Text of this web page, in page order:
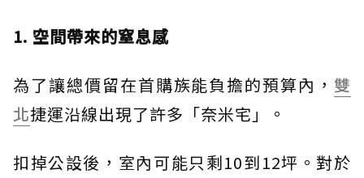
1. 空間帶來的窒息感
為了讓總價留在首購族能負擔的預算內， 雙
北捷運沿線出現了許多「奈米宅」。
扣掉公設後，室內可能只剩10到12坪。對於